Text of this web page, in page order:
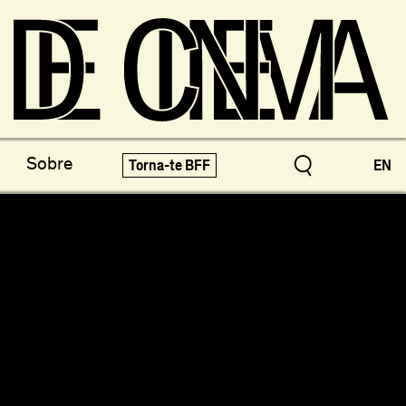
Sobre Torna-te BFF EN
do Arquivo
X-Novo
Festivais e Mostras